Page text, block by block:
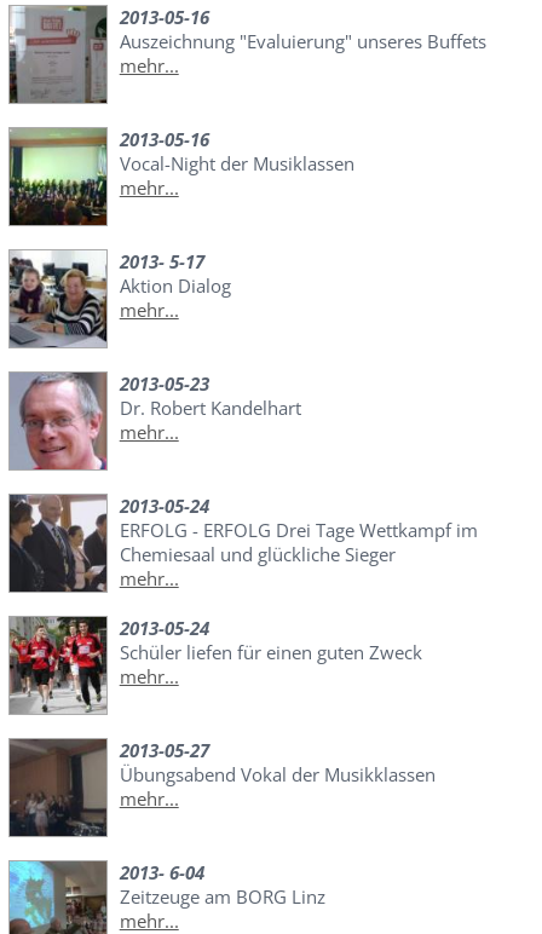
2013-05-16
Auszeichnung "Evaluierung" unseres Buffets
mehr...
2013-05-16
Vocal-Night der Musiklassen
mehr...
2013- 5-17
Aktion Dialog
mehr...
2013-05-23
Dr. Robert Kandelhart
mehr...
2013-05-24
ERFOLG - ERFOLG Drei Tage Wettkampf im
Chemiesaal und glückliche Sieger
mehr...
2013-05-24
Schüler liefen für einen guten Zweck
mehr...
2013-05-27
Übungsabend Vokal der Musikklassen
mehr...
2013- 6-04
Zeitzeuge am BORG Linz
mehr...